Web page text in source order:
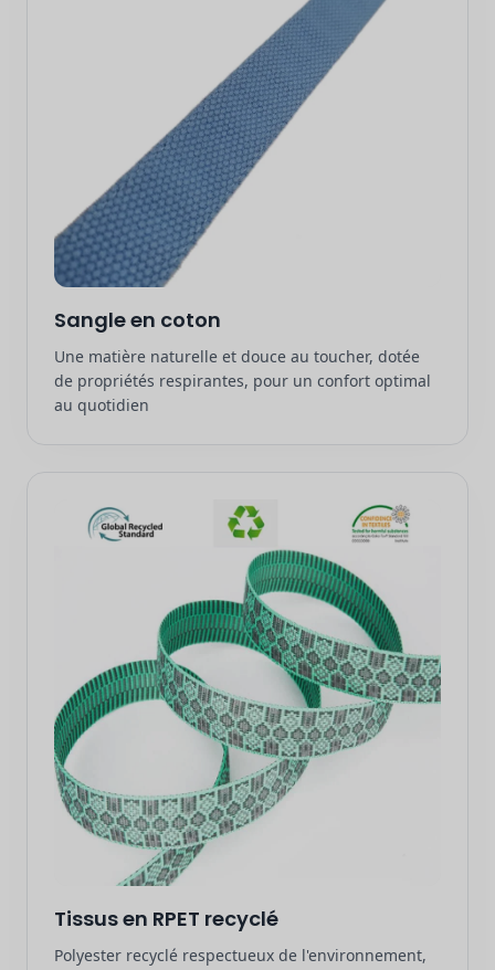
Sangle en coton
Une matière naturelle et douce au toucher, dotée
de propriétés respirantes, pour un confort optimal
au quotidien
Tissus en RPET recyclé
Polyester recyclé respectueux de l'environnement,